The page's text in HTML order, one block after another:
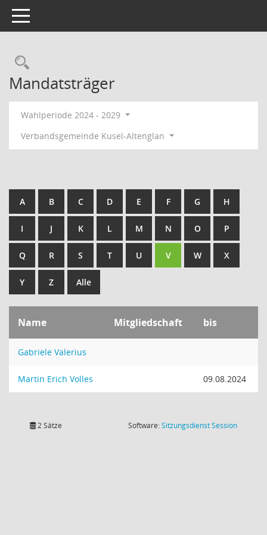
Toggle navigation
Rechercheauswahl
Mandatsträger
Wahlperiode 2024 - 2029
Verbandsgemeinde Kusel-Altenglan
A B C D E F G H
I J K L M N O P
Q R S T U V W X
Y Z Alle
Name Mitgliedschaft bis
Gabriele Valerius
Martin Erich Volles 09.08.2024
2 Sätze Software:SitzungsdienstSession(Wird in